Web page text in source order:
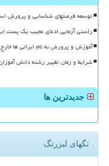
توسعه فرصتهای شناسایی و پرورش
راستی آزمایی ادعای عجیب یک پست
آموزش و پرورش به نام ایرانی ها
شرایط و زمان تغییر رشته دانش
جدیدترین ها
تگهای لیزرتگ